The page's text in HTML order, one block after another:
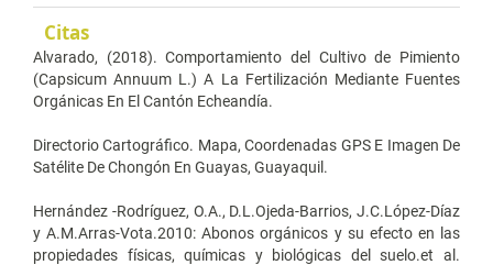
Citas
Alvarado, (2018). Comportamiento del Cultivo de Pimiento
(Capsicum Annuum L.) A La Fertilización Mediante Fuentes
Orgánicas En El Cantón Echeandía.
Directorio Cartográfico. Mapa, Coordenadas GPS E Imagen De
Satélite De Chongón En Guayas, Guayaquil.
Hernández -Rodríguez, O.A., D.L.Ojeda-Barrios, J.C.López-Díaz
y A.M.Arras-Vota.2010: Abonos orgánicos y su efecto en las
propiedades físicas, químicas y biológicas del suelo.et al.